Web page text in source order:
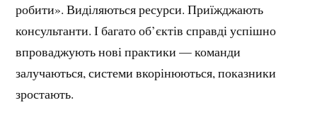
робити». Виділяються ресурси. Приїжджають
консультанти. І багато об’єктів справді успішно
впроваджують нові практики — команди
залучаються, системи вкорінюються, показники
зростають.